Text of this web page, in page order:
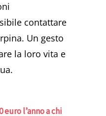
contattare
Un gesto
la loro vita e
euro l’anno a chi